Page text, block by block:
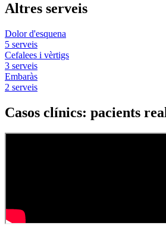
Altres serveis
Dolor d'esquena
5 serveis
Cefalees i vèrtigs
3 serveis
Embaràs
2 serveis
Casos clínics: pacients